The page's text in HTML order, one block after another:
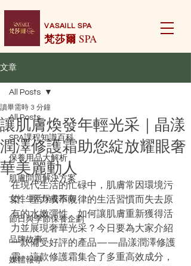
梵莎爾SPA
VASAILL SPA
文章
All Posts
SPA課程知識百科
保養用品大解析
肌膚問題解決方案
女性生活保養指南
節日與季節保養企劃
品牌故事
媒體報導
All Posts
讓肌膚煥發年輕光采｜晶漾
潤澤修護霜助您綻放耀眼奢
華美麗動人
讀畢需時 3 分鐘
在現代生活的忙碌中，肌膚常因環境污
染、壓力或不規律的生活習慣而失去原
有的水嫩彈性。如何讓肌膚重新獲得活
力並展現奢華光采？今日要為大家介紹
一款備受好評的產品——晶漾潤澤修護
霜。這款修護霜集合了多重高效成分，